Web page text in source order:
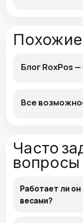
Блог RoxPos
Все
Часто
вопросы
Работает ли
весами?